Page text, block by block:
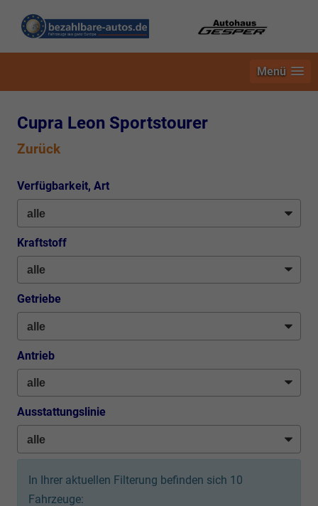
Menü
Cupra Leon Sportstourer
Zurück
Verfügbarkeit, Art
Kraftstoff
Getriebe
Antrieb
Ausstattungslinie
In Ihrer aktuellen Filterung befinden sich 10
Fahrzeuge: